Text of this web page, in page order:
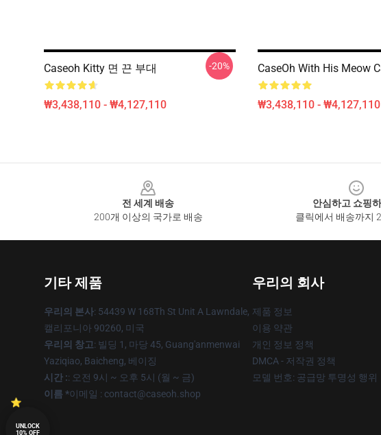
Caseoh Kitty 면 끈 부대
₩3,438,110 - ₩4,127,110
-20% CaseOh With His Meow
₩3,438,110 - ₩4,127,110
전 세계 배송
200개 이상의 국가로 배송
안심하고 쇼핑
클릭에서 배송까지
기타 제품
우리의 본사: 54439 W 168Th St Unit A Lawndale,
캘리포니아 90260, 미국
우리의 창고: 빌딩 1, 마당 45, Guang'anmenwai
Yaziqiao, Baicheng, 베이징
시간 :: 오전 9시 ~ 오후 5시 (월 ~ 금)
이름 *이메일 : contact@caseoh.shop
우리의 회사
제품 정보
이용 약관
개인 정보 정책
DMCA - 저작권 정책
모델 번호: 공급망 투명성 행위
UNLOCK
10% OFF